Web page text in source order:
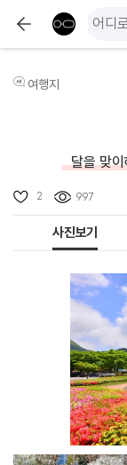
여행지
달을 맞
2 997
사진보기